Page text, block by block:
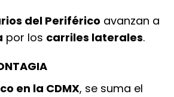
del Periférico avanzan a
por los carriles laterales.
en la CDMX, se suma el